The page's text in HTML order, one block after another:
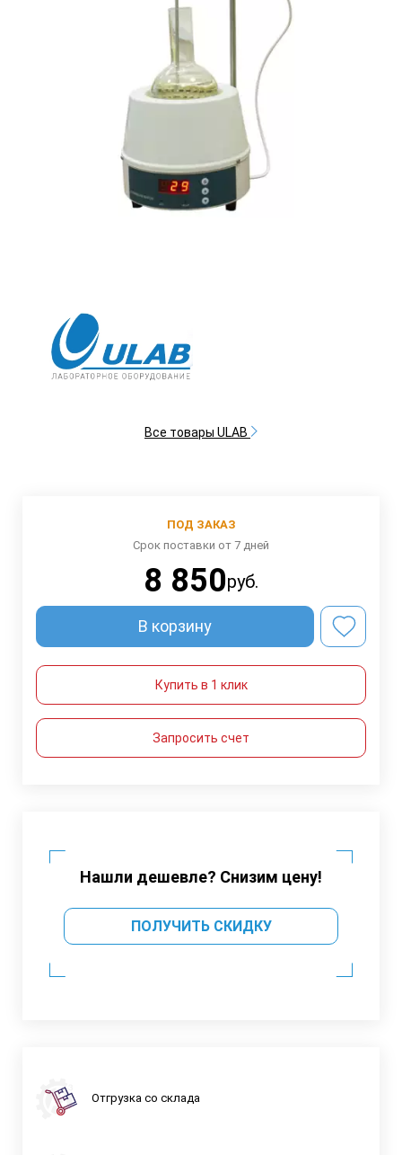
Все товары ULAB
ПОД ЗАКАЗ
Срок поставки от 7 дней
8 850руб.
В корзину
Купить в 1 клик
Запросить счет
Нашли дешевле? Снизим цену!
ПОЛУЧИТЬ СКИДКУ
Отгрузка со склада